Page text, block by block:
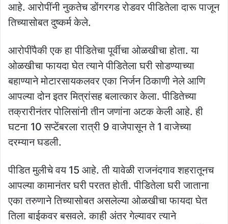
आहे. आरोपींनी नुकतेच डोंगरगड रोडवर पीडितेला दारू पाजून
तिच्यासोबत दुष्कर्म केले.
आरोपींपैकी एक हा पीडितेचा पूर्वीचा ओळखीचा होता. या
ओळखीचा फायदा घेत त्याने पीडितेला घरी सोडण्याच्या
बहाण्याने मोटारसायकलवर एका निर्जन ठिकाणी नेले आणि
आपल्या दोन इतर मित्रांसह बलात्कार केला. पीडितेच्या
तक्रारीनंतर पोलिसांनी तीन जणांना अटक केली आहे. ही
घटना 10 सप्टेंबरला रात्री 9 वाजेपासून ते 1 वाजेच्या
दरम्यान घडली.
पीडित मुलीचे वय 15 आहे. ती यावेळी राजनंदगाव शहरातूनच
आपल्या कामानंतर घरी परतत होती. पीडितेला घरी जाताना
एका तरुणाने तिच्यासोबत असलेल्या ओळखीचा फायदा घेत
तिला बाईकवर बसवले. काही अंतर गेल्यावर त्याने